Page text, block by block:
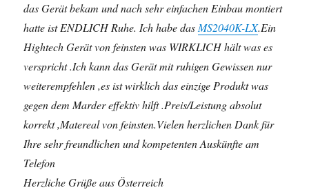
das Gerät bekam und nach sehr einfachen Einbau montiert
hatte ist ENDLICH Ruhe. Ich habe das MS2040K-LX.Ein
Hightech Gerät von feinsten was WIRKLICH hält was es
verspricht .Ich kann das Gerät mit ruhigen Gewissen nur
weiterempfehlen ,es ist wirklich das einzige Produkt was
gegen dem Marder effektiv hilft .Preis/Leistung absolut
korrekt ,Matereal von feinsten.Vielen herzlichen Dank für
Ihre sehr freundlichen und kompetenten Auskünfte am
Telefon
Herzliche Grüße aus Österreich